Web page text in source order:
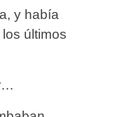
y había
últimos